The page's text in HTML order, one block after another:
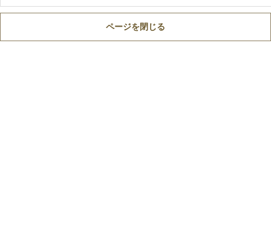
ページを閉じる